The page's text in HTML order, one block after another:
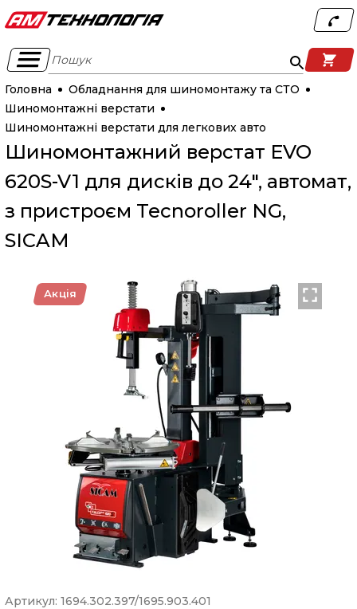
Пошук
Головна
Обладнання для шиномонтажу та СТО
Шиномонтажні верстати
Шиномонтажні верстати для легкових авто
Шиномонтажний верстат EVO
620S-V1 для дисків до 24", автомат,
з пристроєм Tecnoroller NG,
SICAM
Акція
Артикул: 1694.302.397/1695.903.401